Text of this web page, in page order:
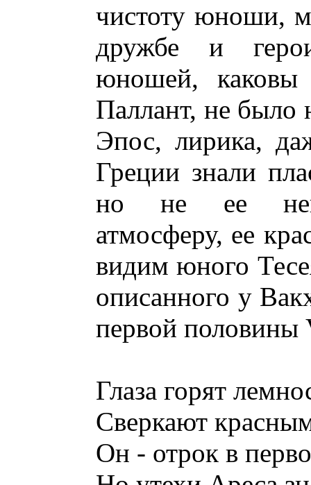
чистоту юноши,
дружбе и
юношей,
Паллант, не было
Эпос, лирика,
Греции знали
но не ее
атмосферу, ее
видим юного
описанного у
первой половины
Глаза горят
Сверкают
Он - отрок в